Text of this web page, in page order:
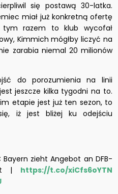
się postawą 30-latka.
miał już konkretną ofertę
tym razem to klub wycofał
Kimmich mógłby liczyć na
zarabia niemal 20 milionów
do porozumienia na linii
jeszcze kilka tygodni na to.
etapie jest już ten sezon, to
iż jest bliżej ku odejściu
Bayern zieht Angebot an DFB-
| https://t.co/xiCfs6oYTN